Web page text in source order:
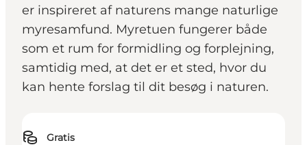
er inspireret af naturens mange naturlige
myresamfund. Myretuen fungerer både
som et rum for formidling og forplejning,
samtidig med, at det er et sted, hvor du
kan hente forslag til dit besøg i naturen.
Gratis